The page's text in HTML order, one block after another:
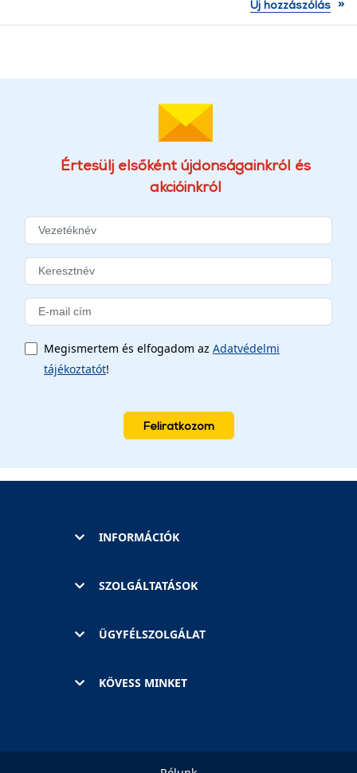
Új hozzászólás »
Értesülj elsőként újdonságainkról és
akcióinkról
Megismertem és elfogadom az Adatvédelmi
tájékoztatót!
Feliratkozom
INFORMÁCIÓK
SZOLGÁLTATÁSOK
ÜGYFÉLSZOLGÁLAT
KÖVESS MINKET